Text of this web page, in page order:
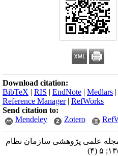
Download citation:
BibTeX | RIS | EndNote | Medlars |
Reference Manager| RefWorks
Send citation to:
Mendeley
Zotero
علمی پژوهشی سازمان نظام